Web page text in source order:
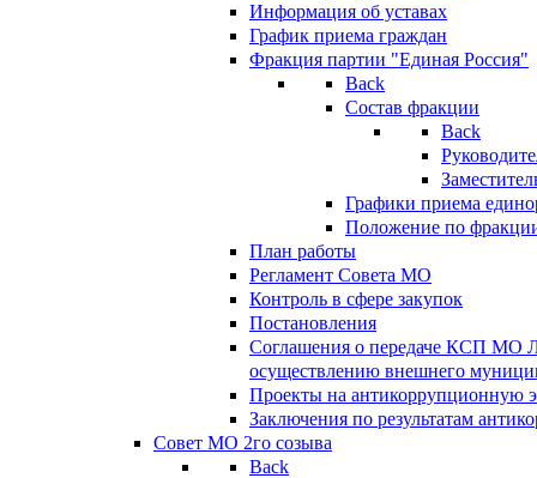
Информация об уставах
График приема граждан
Фракция партии "Единая Россия"
Back
Состав фракции
Back
Графики приема
Положение по
План работы
Регламент Совета МО
Контроль в сфере закупок
Постановления
Соглашения о передаче КСП МО
осуществлению внешнего
Проекты на антикоррупционную
Заключения по результатам
Совет МО 2го созыва
Back